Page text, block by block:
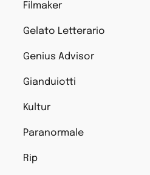
Filmaker
Gelato Letterario
Genius Advisor
Gianduiotti
Kultur
Paranormale
Rip